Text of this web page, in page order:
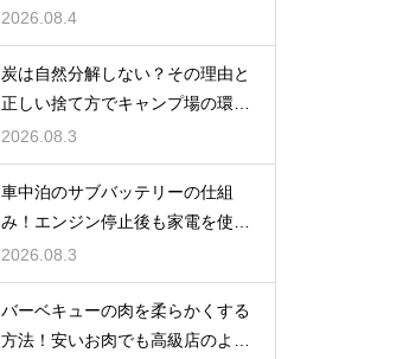
持ち物
2026.08.4
炭は自然分解しない？その理由と
正しい捨て方でキャンプ場の環境
を守る
2026.08.3
車中泊のサブバッテリーの仕組
み！エンジン停止後も家電を使う
ための知識
2026.08.3
バーベキューの肉を柔らかくする
方法！安いお肉でも高級店のよう